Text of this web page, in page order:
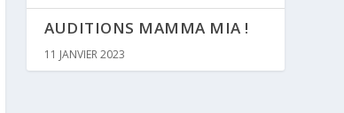
AUDITIONS MAMMA MIA !
11 JANVIER 2023